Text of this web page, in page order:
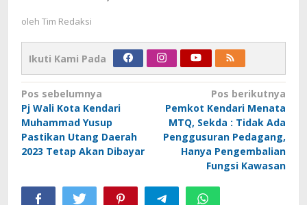
oleh Tim Redaksi
Ikuti Kami Pada
Navigasi
pos
Pos sebelumnya
Pj Wali Kota Kendari
Muhammad Yusup
Pastikan Utang Daerah
2023 Tetap Akan Dibayar
Pos berikutnya
Pemkot Kendari Menata
MTQ, Sekda : Tidak Ada
Penggusuran Pedagang,
Hanya Pengembalian
Fungsi Kawasan